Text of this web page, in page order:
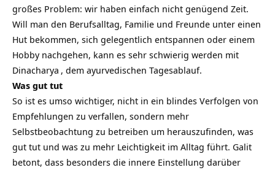
großes Problem: wir haben einfach nicht genügend Zeit.
Will man den Berufsalltag, Familie und Freunde unter einen
Hut bekommen, sich gelegentlich entspannen oder einem
Hobby nachgehen, kann es sehr schwierig werden mit
Dinacharya , dem ayurvedischen Tagesablauf.
Was gut tut
So ist es umso wichtiger, nicht in ein blindes Verfolgen von
Empfehlungen zu verfallen, sondern mehr
Selbstbeobachtung zu betreiben um herauszufinden, was
gut tut und was zu mehr Leichtigkeit im Alltag führt. Galit
betont, dass besonders die innere Einstellung darüber